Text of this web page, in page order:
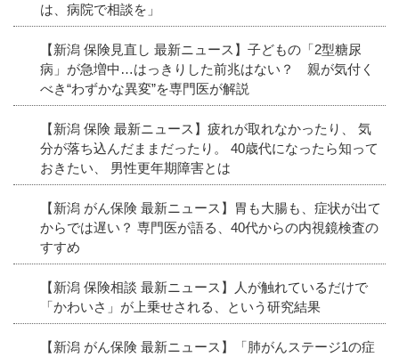
は、病院で相談を」
【新潟 保険見直し 最新ニュース】子どもの「2型糖尿
病」が急増中…はっきりした前兆はない？ 親が気付く
べき“わずかな異変”を専門医が解説
【新潟 保険 最新ニュース】疲れが取れなかったり、 気
分が落ち込んだままだったり。 40歳代になったら知って
おきたい、 男性更年期障害とは
【新潟 がん保険 最新ニュース】胃も大腸も、症状が出て
からでは遅い？ 専門医が語る、40代からの内視鏡検査の
すすめ
【新潟 保険相談 最新ニュース】人が触れているだけで
「かわいさ」が上乗せされる、という研究結果
【新潟 がん保険 最新ニュース】「肺がんステージ1の症